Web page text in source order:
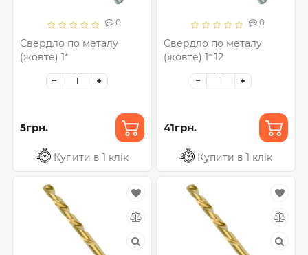
0
Свердло по металу
(жовте) 1*
5грн.
Купити в 1 клік
0
Свердло по металу
(жовте) 1* 12
41грн.
Купити в 1 клік